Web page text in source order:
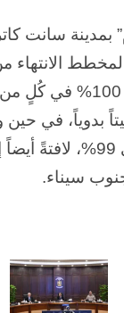
سانت
الانتهاء من
2026، مؤكدة أنه تم بالفعل
والنادي الاجتماعي،
التراثية إلى 98%، والمُنتجع
سيناء.